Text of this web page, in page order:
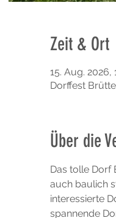
Zeit & Ort
15. Aug. 2026,
Dorffest
Über die
Das tolle Dorf
auch baulich
interessierte
spannende